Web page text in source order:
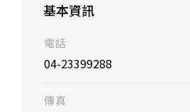
基本資訊
電話
04-23399288
傳真